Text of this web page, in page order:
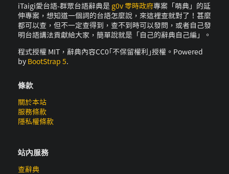
iTaigi愛台語-群眾台語辭典是 g0v 零時政府專案「萌典」的延
伸專案，想知道一個詞的台語怎麼說，來這裡查就對了！甚麼
都可以查，但不一定查得到，查不到時可以發問，或者自己發
明台語講法貢獻給大家，簡單說就是「自己的辭典自己編」。
程式授權 MIT，辭典內容CC0｢不保留權利｣授權。Powered
by BootStrap 5.
條款
關於本站
服務條款
隱私權條款
站內服務
查辭典